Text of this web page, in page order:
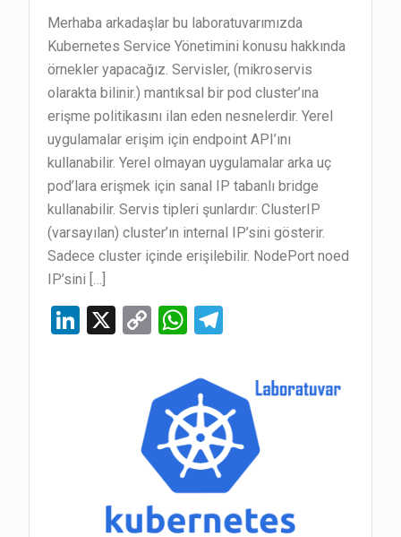
Merhaba arkadaşlar bu laboratuvarımızda
Kubernetes Service Yönetimini konusu hakkında
örnekler yapacağız. Servisler, (mikroservis
olarakta bilinir.) mantıksal bir pod cluster’ına
erişme politikasını ilan eden nesnelerdir. Yerel
uygulamalar erişim için endpoint API’ını
kullanabilir. Yerel olmayan uygulamalar arka uç
pod’lara erişmek için sanal IP tabanlı bridge
kullanabilir. Servis tipleri şunlardır: ClusterIP
(varsayılan) cluster’ın internal IP’sini gösterir.
Sadece cluster içinde erişilebilir. NodePort noed
IP’sini […]
Li X
C
py
Li
n
k
W
at
s
A
p
p
gr
a
m